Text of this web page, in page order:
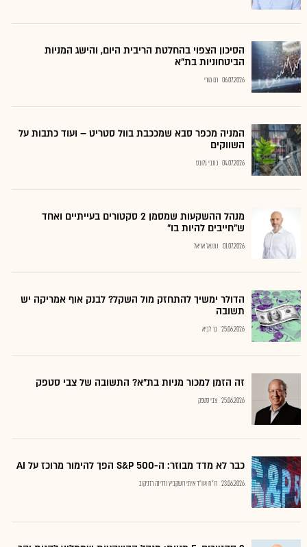
הסיכון הצפוי בהחלטת הריבית היום, והישג המניות
הביטחוניות בת"א
06.07.2026 רם מורי
המניה מכפר סבא שמככבת בוול סטריט – ועוד כתבות על
השווקים
04.07.2026 כתבי גלובס
מנהל ההשקעות שמסמן 2 סקטורים בעייתיים ואחד
ש"חייבים להיות בו"
01.07.2026 נתנאל אריאל
הדולר ימשיך להתחזק מול השקל? לבנק אוף אמריקה יש
תשובה
25.06.2026 בר לביא
זה הזמן למכור מניות בת"א? התשובה של צבי סטפק
25.06.2026 צבי סטפק
כבר לא מדד מבוזר: ה-S&P 500 הפך להימור מרוכז על AI
23.06.2026 רו"ח ועו"ד איתי רושקביץ ודרינה רזניקוב